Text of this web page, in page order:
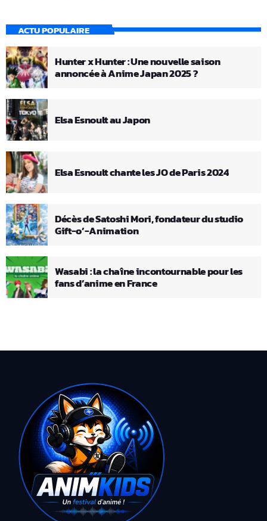
ACTU POPULAIRE
Hunter x Hunter : Une nouvelle saison
annoncée à Anime Japan 2025 ?
Elsa Esnoult au Japon
Elsa Esnoult chante les JO de Paris 2024
Décès de Satoshi Mori, fondateur du studio
Gift-o’-Animation
Wasabi : la chaîne incontournable pour les
fans d’anime en France